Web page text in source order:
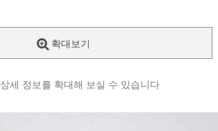
확대보기
상세 정보를 확대해 보실 수 있습니다